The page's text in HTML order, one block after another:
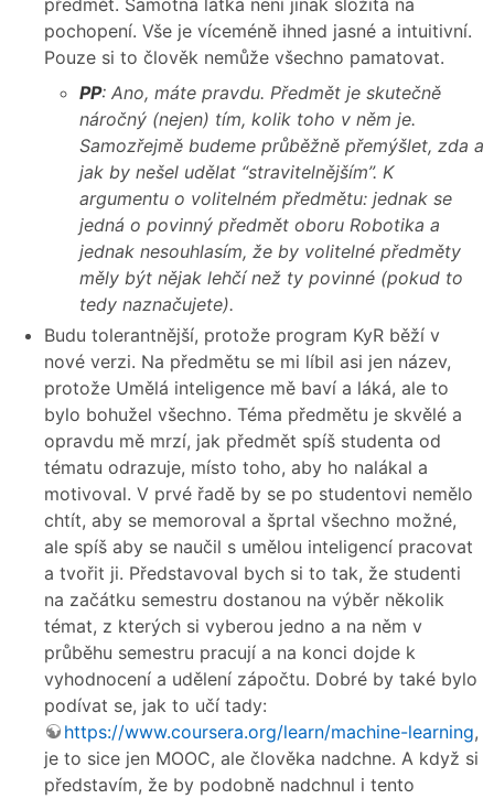
předmět. Samotná látka není jinak složitá na
pochopení. Vše je víceméně ihned jasné a intuitivní.
Pouze si to člověk nemůže všechno pamatovat.
PP: Ano, máte pravdu. Předmět je skutečně
náročný (nejen) tím, kolik toho v něm je.
Samozřejmě budeme průběžně přemýšlet, zda a
jak by nešel udělat “stravitelnějším”. K
argumentu o volitelném předmětu: jednak se
jedná o povinný předmět oboru Robotika a
jednak nesouhlasím, že by volitelné předměty
měly být nějak lehčí než ty povinné (pokud to
tedy naznačujete).
Budu tolerantnější, protože program KyR běží v
nové verzi. Na předmětu se mi líbil asi jen název,
protože Umělá inteligence mě baví a láká, ale to
bylo bohužel všechno. Téma předmětu je skvělé a
opravdu mě mrzí, jak předmět spíš studenta od
tématu odrazuje, místo toho, aby ho nalákal a
motivoval. V prvé řadě by se po studentovi nemělo
chtít, aby se memoroval a šprtal všechno možné,
ale spíš aby se naučil s umělou inteligencí pracovat
a tvořit ji. Představoval bych si to tak, že studenti
na začátku semestru dostanou na výběr několik
témat, z kterých si vyberou jedno a na něm v
průběhu semestru pracují a na konci dojde k
vyhodnocení a udělení zápočtu. Dobré by také bylo
podívat se, jak to učí tady:
https://www.coursera.org/learn/machine-learning,
je to sice jen MOOC, ale člověka nadchne. A když si
představím, že by podobně nadchnul i tento